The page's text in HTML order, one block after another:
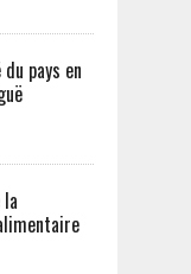
pays en